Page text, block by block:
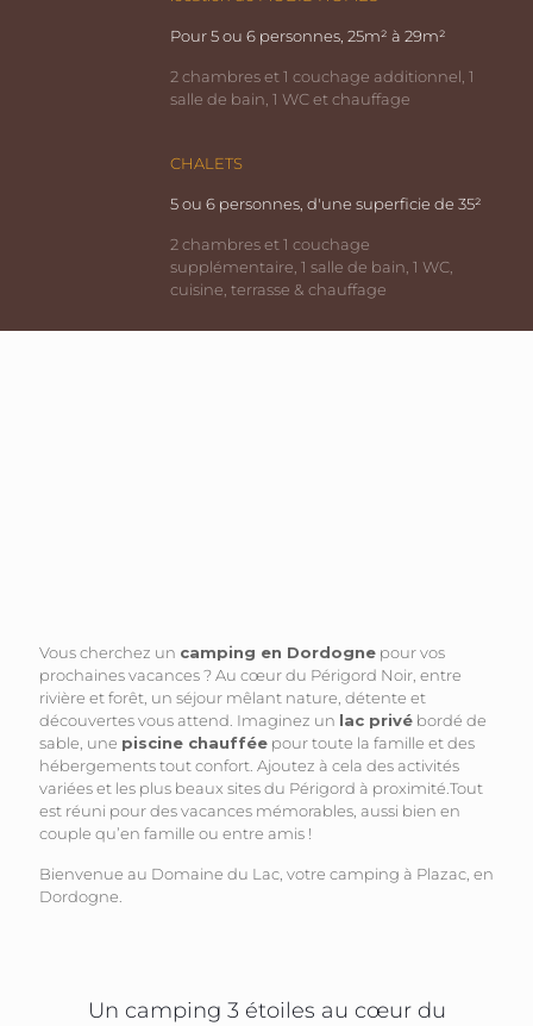
Pour 5 ou 6 personnes, 25m² à 29m²
2 chambres et 1 couchage additionnel, 1
salle de bain, 1 WC et chauffage
CHALETS
5 ou 6 personnes, d'une superficie de 35²
2 chambres et 1 couchage
supplémentaire, 1 salle de bain, 1 WC,
cuisine, terrasse & chauffage
Vous cherchez un camping en Dordogne pour vos
prochaines vacances ? Au cœur du Périgord Noir, entre
rivière et forêt, un séjour mêlant nature, détente et
découvertes vous attend. Imaginez un lac privé bordé de
sable, une piscine chauffée pour toute la famille et des
hébergements tout confort. Ajoutez à cela des activités
variées et les plus beaux sites du Périgord à proximité.Tout
est réuni pour des vacances mémorables, aussi bien en
couple qu’en famille ou entre amis !
Bienvenue au Domaine du Lac, votre camping à Plazac, en
Dordogne.
Un camping 3 étoiles au cœur du